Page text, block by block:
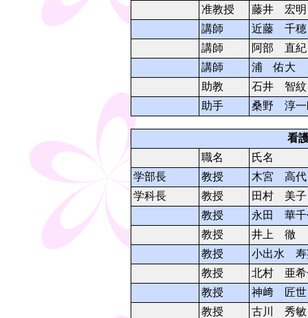
准教授
藤井 宏明
講師
近藤 千穂
講師
阿部 直紀
講師
浦 佑大
助教
石井 智紋
助手
桑野 淳一
看
職名
氏名
学部長
教授
木宮 高代
学科長
教授
田村 美子
教授
永田 華千
教授
井上 徹
教授
小出水 寿
教授
北村 亜希
教授
神﨑 匠世
教授
古川 秀敏